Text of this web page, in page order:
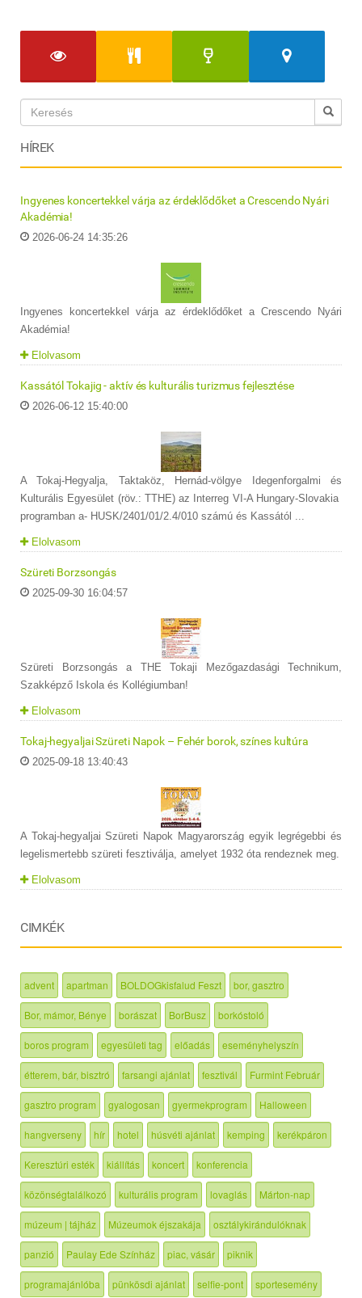
HÍREK
Ingyenes koncertekkel várja az érdeklődőket a Crescendo Nyári
Akadémia!
2026-06-24 14:35:26
Ingyenes koncertekkel várja az érdeklődőket a Crescendo Nyári
Akadémia!
Elolvasom
Kassától Tokajig - aktív és kulturális turizmus fejlesztése
2026-06-12 15:40:00
A Tokaj-Hegyalja, Taktaköz, Hernád-völgye Idegenforgalmi és
Kulturális Egyesület (röv.: TTHE) az Interreg VI-A Hungary-Slovakia
programban a- HUSK/2401/01/2.4/010 számú és Kassától ...
Elolvasom
Szüreti Borzsongás
2025-09-30 16:04:57
Szüreti Borzsongás a THE Tokaji Mezőgazdasági Technikum,
Szakképző Iskola és Kollégiumban!
Elolvasom
Tokaj-hegyaljai Szüreti Napok – Fehér borok, színes kultúra
2025-09-18 13:40:43
A Tokaj-hegyaljai Szüreti Napok Magyarország egyik legrégebbi és
legelismertebb szüreti fesztiválja, amelyet 1932 óta rendeznek meg.
Elolvasom
CIMKÉK
advent apartman BOLDOGkisfalud Feszt bor, gasztro
Bor, mámor, Bénye borászat BorBusz borkóstoló
boros program egyesületi tag előadás eseményhelyszín
étterem, bár, bisztró farsangi ajánlat fesztivál Furmint Február
gasztro program gyalogosan gyermekprogram Halloween
hangverseny hír hotel húsvéti ajánlat kemping kerékpáron
Keresztúri esték kiállítás koncert konferencia
közönségtalálkozó kulturális program lovaglás Márton-nap
múzeum | tájház Múzeumok éjszakája osztálykirándulóknak
panzió Paulay Ede Színház piac, vásár piknik
programajánlóba pünkösdi ajánlat selfie-pont sportesemény